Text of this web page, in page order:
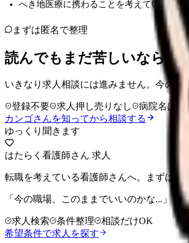
へき地医療に携わることを考えている医療
まずは匿名で整理
読んでもまだ苦しいなら、
いきなり求人相談には進みません。今の気
登録不要 求人押し売りなし
病院名は入
カンゴさんを知ってから相談する
ゆっくり聞きます
はたらく看護師さん 求人
転職を考えている看護師さんへ。まずは希
「今の職場、このままでいいのかな...」
求人検索 条件整理
相談だけOK
希望条件で求人を探す